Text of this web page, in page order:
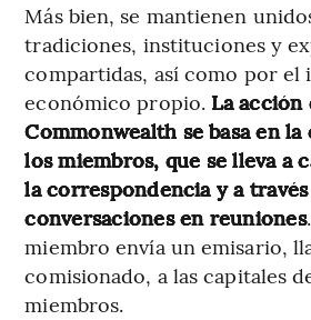
Más bien, se mantienen
tradiciones, instituciones y
compartidas, así como por el
económico propio. La acción
Commonwealth se basa en
los miembros, que se lleva a
la correspondencia y a
conversaciones en reuniones
miembro envía un emisario,
comisionado, a las capitales
miembros.